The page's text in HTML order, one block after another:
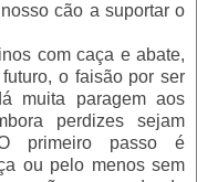
cão a suportar o
com caça e abate,
o faisão por ser
muita paragem aos
perdizes sejam
primeiro passo é
ou pelo menos sem